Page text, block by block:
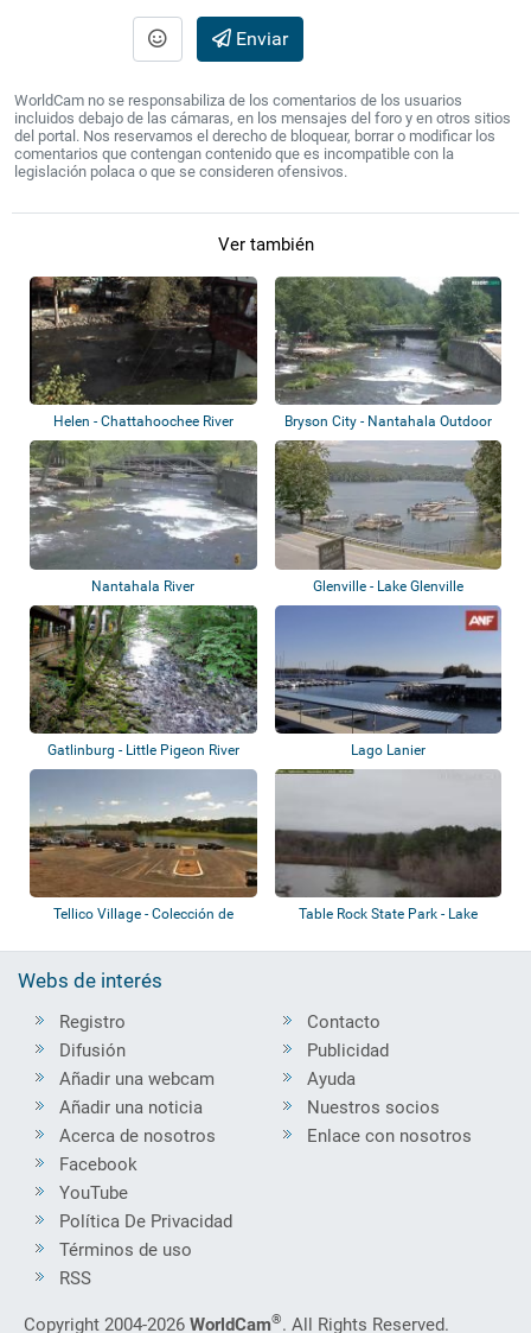
Enviar
WorldCam no se responsabiliza de los comentarios de los usuarios
incluidos debajo de las cámaras, en los mensajes del foro y en otros sitios
del portal. Nos reservamos el derecho de bloquear, borrar o modificar los
comentarios que contengan contenido que es incompatible con la
legislación polaca o que se consideren ofensivos.
Ver también
Helen - Chattahoochee River
Bryson City - Nantahala Outdoor
Center
Nantahala River Glenville - Lake Glenville
Gatlinburg - Little Pigeon River Lago Lanier
Tellico Village - Colección de
Table Rock State Park - Lake
Webs de interés
Registro
Difusión
Añadir una webcam
Añadir una noticia
Acerca de nosotros
Contacto
Publicidad
Ayuda
Nuestros socios
Enlace con nosotros
Facebook
YouTube
Política De Privacidad
Términos de uso
RSS
Copyright 2004-2026 WorldCam®. All Rights Reserved.